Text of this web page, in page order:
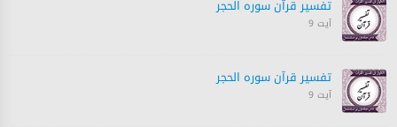
تفسیر قرآن سورہ ‎الحجر
آیت 9
تفسیر قرآن سورہ ‎الحجر
آیت 9